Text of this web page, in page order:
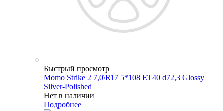
Быстрый просмотр
Momo Strike 2 7,0\R17 5*108 ET40 d72,3 Glossy
Silver-Polished
Нет в наличии
Подробнее